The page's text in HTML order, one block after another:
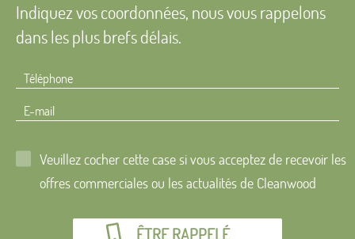
Indiquez vos coordonnées, nous vousrappelons
dans les plus brefs délais.
Téléphone
E-mail
Veuillez cocher cette case si vous acceptez de recevoir les
offres commerciales ou les actualités de Cleanwood